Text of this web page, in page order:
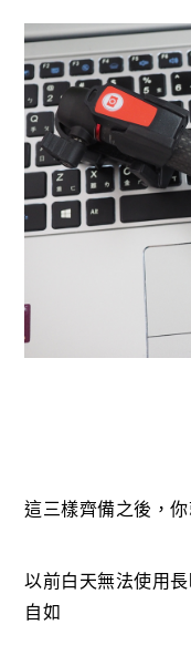
這三樣齊備之後，
以前白天無法使用
自如